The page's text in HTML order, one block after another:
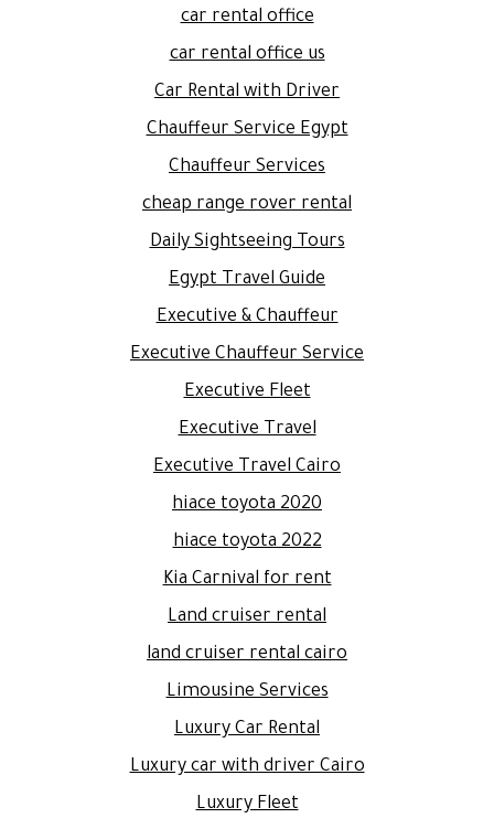
car rental office
car rental office us
Car Rental with Driver
Chauffeur Service Egypt
Chauffeur Services
cheap range rover rental
Daily Sightseeing Tours
Egypt Travel Guide
Executive & Chauffeur
Executive Chauffeur Service
Executive Fleet
Executive Travel
Executive Travel Cairo
hiace toyota 2020
hiace toyota 2022
Kia Carnival for rent
Land cruiser rental
land cruiser rental cairo
Limousine Services
Luxury Car Rental
Luxury car with driver Cairo
Luxury Fleet